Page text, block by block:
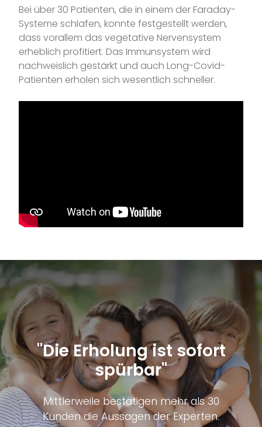
Bei über 30 Patienten, die in einem der Faraday-
Systeme schlafen, konnte festgestellt werden,
dass vorallem das vegetative Nervensystem
erheblich profitiert. Das Immunsystem wird
nachweislich gestärkt und auch Long-Covid-
Patienten erholen sich wesentlich schneller.
"Die Erholung ist sofort
spürbar"
Mittlerweile bestätigen mehr als 30
Kunden die Aussagen der Experten.